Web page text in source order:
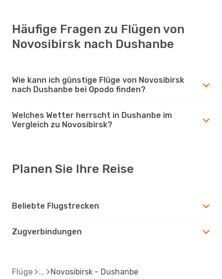
Häufige Fragen zu Flügen von
Novosibirsk nach Dushanbe
Wie kann ich günstige Flüge von Novosibirsk
nach Dushanbe bei Opodo finden?
Welches Wetter herrscht in Dushanbe im
Vergleich zu Novosibirsk?
Planen Sie Ihre Reise
Beliebte Flugstrecken
Zugverbindungen
Flüge Novosibirsk - Dushanbe